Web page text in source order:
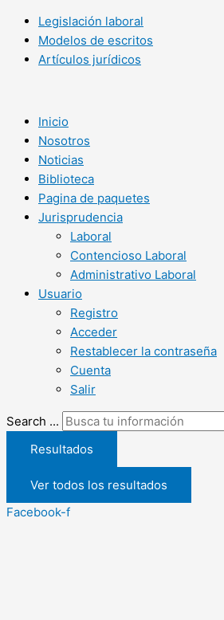
Legislación laboral
Modelos de escritos
Artículos jurídicos
Inicio
Nosotros
Noticias
Biblioteca
Pagina de paquetes
Jurisprudencia
Laboral
Contencioso Laboral
Administrativo Laboral
Usuario
Registro
Acceder
Restablecer la contraseña
Cuenta
Salir
Search ...
Resultados
Ver todos los resultados
Facebook-f